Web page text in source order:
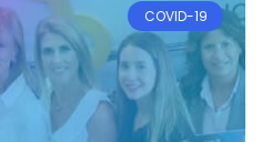
COVID-19